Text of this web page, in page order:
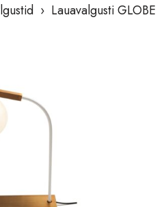
› Lauavalgusti GLOBE